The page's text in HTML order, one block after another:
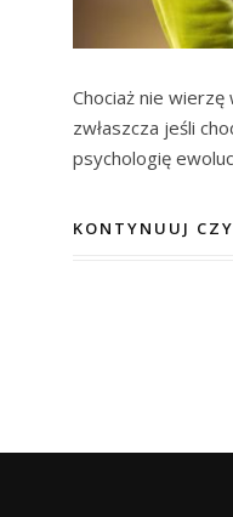
Chociaż nie
zwłaszcza jeśli
psychologię
KONTYNUUJ